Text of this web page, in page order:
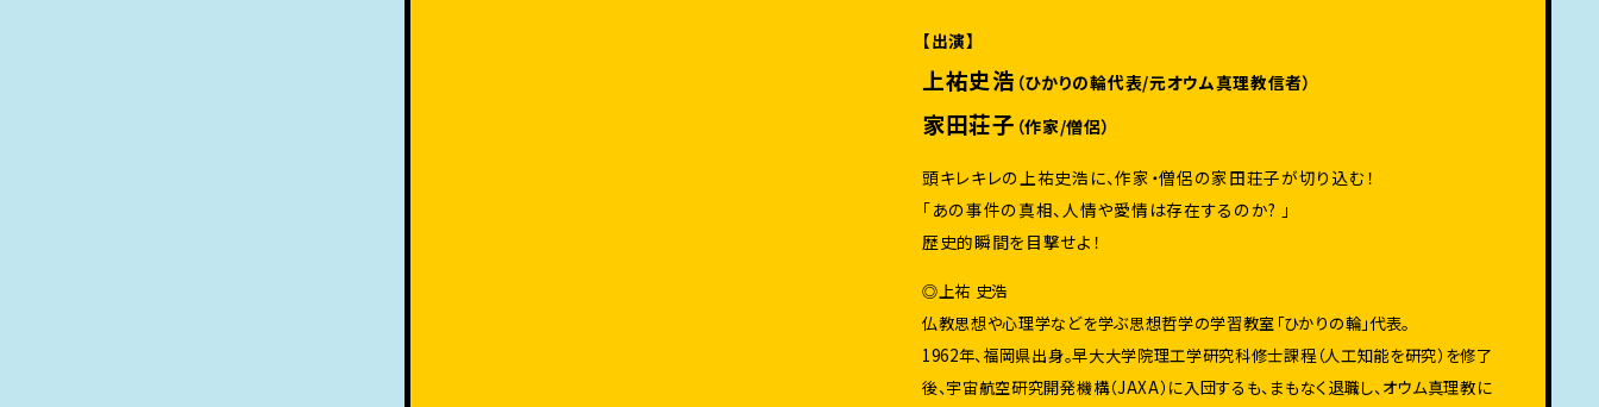
【出演】
上祐史浩 （ひかりの輪代表/元オウム真理教信者）
家田荘子 （作家/僧侶）
頭キレキレの上祐史浩に、作家・僧侶の家田荘子が切り込む！
「あの事件の真相、人情や愛情は存在するのか? 」
歴史的瞬間を目撃せよ！
◎上祐 史浩
仏教思想や心理学などを学ぶ思想哲学の学習教室「ひかりの輪」代表。
1962年、福岡県出身。早大大学院理工学研究科修士課程（人工知能を研究）を修了
後、宇宙航空研究開発機構（JAXA）に入団するも、まもなく退職し、オウム真理教に